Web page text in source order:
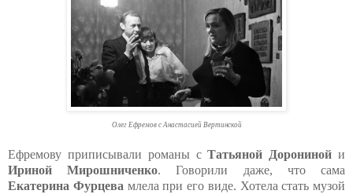
Олег Ефремов с Анастасией Вертинской
Ефремову приписывали романы сТатьяной Доронинойи
Ириной Мирошниченко. Говорили даже, что сама
Екатерина Фурцева млела при его виде. Хотела стать музой